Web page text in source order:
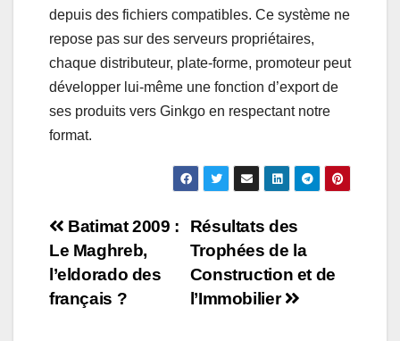
depuis des fichiers compatibles. Ce système ne
repose pas sur des serveurs propriétaires,
chaque distributeur, plate-forme, promoteur peut
développer lui-même une fonction d’export de
ses produits vers Ginkgo en respectant notre
format.
Navigation
de
l’article
Résultats des
Trophées de la
Construction et de
l’Immobilier
Batimat 2009 :
Le Maghreb,
l’eldorado des
français ?